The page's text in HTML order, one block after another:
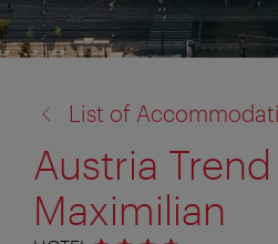
a:
List of
Austria
Maximilian